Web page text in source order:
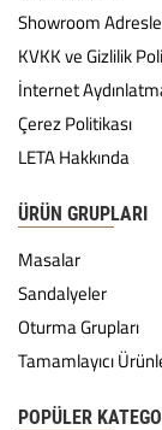
Showroom
KVKK ve Gizlilik
İnternet
Çerez Politikası
LETA Hakkında
ÜRÜN GRUPLARI
Masalar
Sandalyeler
Oturma Grupları
Tamamlayıcı
POPÜLER